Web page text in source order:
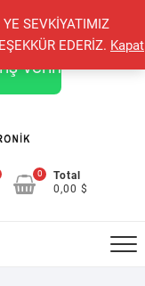
SEVKİYATIMIZ
EDERİZ. Kapat
verin
0
Total
0,00 $